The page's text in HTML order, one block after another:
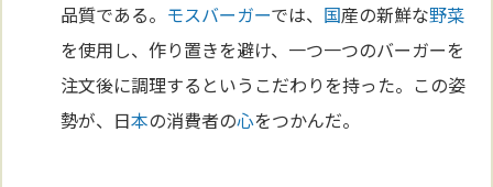
品質である。 モスバーガーでは、 国産の新鮮な野菜
を使用し、作り置きを避け、一つ一つのバーガーを
注文後に調理するというこだわりを持った。この姿
勢が、日本の消費者の心をつかんだ。